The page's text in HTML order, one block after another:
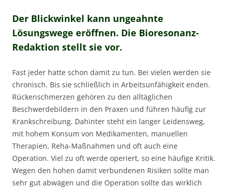
Der Blickwinkel kann ungeahnte
Lösungswege eröffnen. Die Bioresonanz-
Redaktion stellt sie vor.
Fast jeder hatte schon damit zu tun. Bei vielen werden sie
chronisch. Bis sie schließlich in Arbeitsunfähigkeit enden.
Rückenschmerzen gehören zu den alltäglichen
Beschwerdebildern in den Praxen und führen häufig zur
Krankschreibung. Dahinter steht ein langer Leidensweg,
mit hohem Konsum von Medikamenten, manuellen
Therapien, Reha-Maßnahmen und oft auch eine
Operation. Viel zu oft werde operiert, so eine häufige Kritik.
Wegen den hohen damit verbundenen Risiken sollte man
sehr gut abwägen und die Operation sollte das wirklich